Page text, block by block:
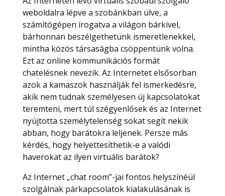
weboldalra lépve a szobánkban ülve, a
számítógépen írogatva a világon bárkivel,
bárhonnan beszélgethetünk ismeretlenekkel,
mintha közös társaságba csöppentünk volna.
Ezt az online kommunikációs formát
chatelésnek nevezik. Az Internetet elsősorban
azok a kamaszok használják fel ismerkedésre,
akik nem tudnak személyesen új kapcsolatokat
teremteni, mert túl szégyenlősek és az Internet
nyújtotta személytelenség sokat segít nekik
abban, hogy barátokra leljenek. Persze más
kérdés, hogy helyettesíthetik-e a valódi
haverokat az ilyen virtuális barátok?
Az Internet „chat room”-jai fontos helyszínéül
szolgálnak párkapcsolatok kialakulásának is